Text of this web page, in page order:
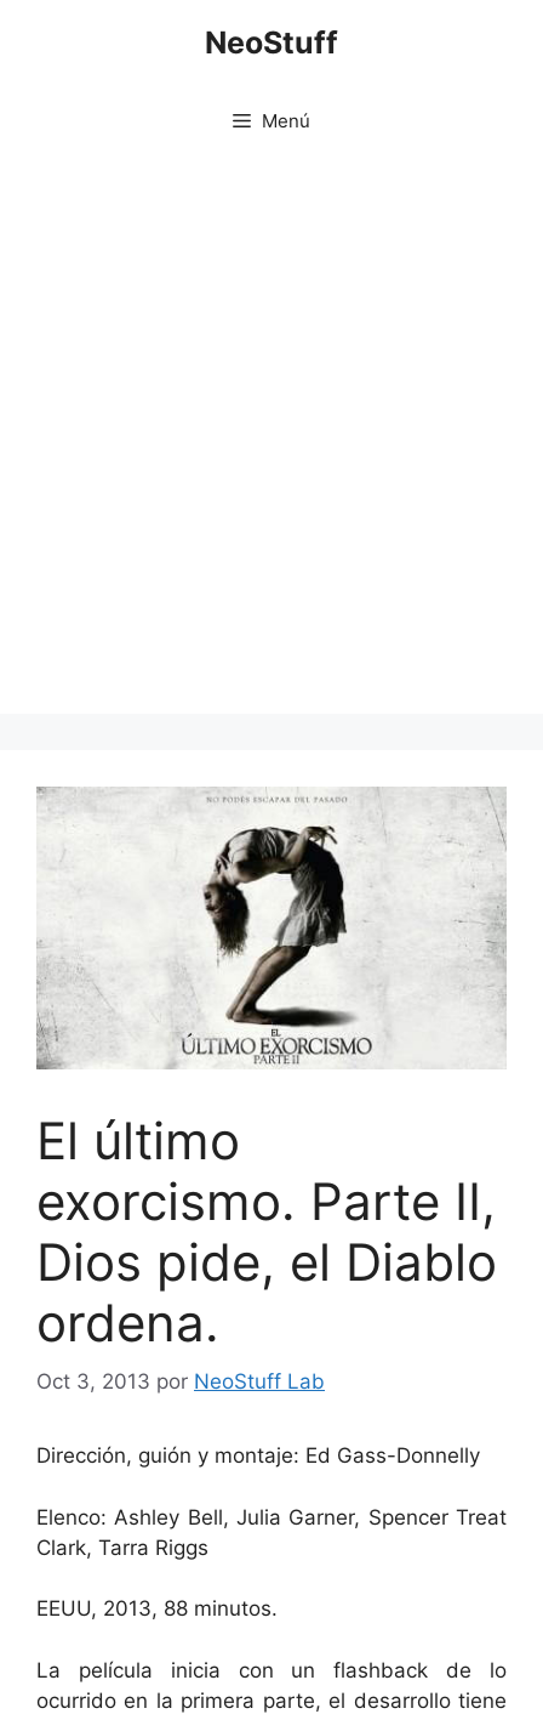
NeoStuff
Menú
El último
exorcismo. Parte II,
Dios pide, el Diablo
ordena.
Oct 3, 2013 por NeoStuff Lab
Dirección, guión y montaje: Ed Gass-Donnelly
Elenco: Ashley Bell, Julia Garner, Spencer Treat
Clark, Tarra Riggs
EEUU, 2013, 88 minutos.
La película inicia con un flashback de lo
ocurrido en la primera parte, el desarrollo tiene